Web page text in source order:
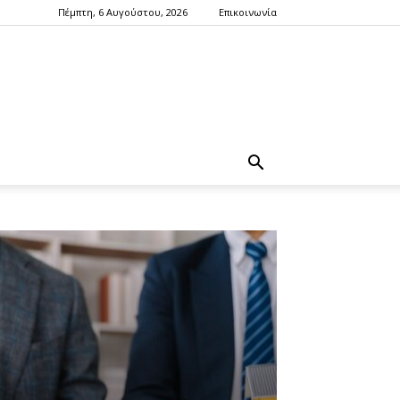
Πέμπτη, 6 Αυγούστου, 2026 Επικοινωνία